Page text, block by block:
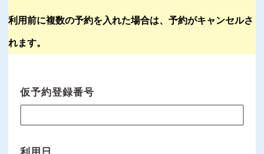
利用前に複数の予約を入れた場合は、予約がキャンセルさ
れます。
仮予約登録番号